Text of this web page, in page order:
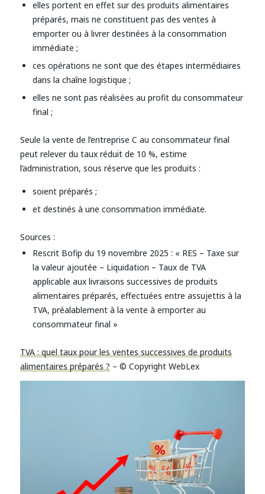
elles portent en effet sur des produits alimentaires
préparés, mais ne constituent pas des ventes à
emporter ou à livrer destinées à la consommation
immédiate ;
ces opérations ne sont que des étapes intermédiaires
dans la chaîne logistique ;
elles ne sont pas réalisées au profit du consommateur
final ;
Seule la vente de l’entreprise C au consommateur final
peut relever du taux réduit de 10 %, estime
l’administration, sous réserve que les produits :
soient préparés ;
et destinés à une consommation immédiate.
Sources :
Rescrit Bofip du 19 novembre 2025 : « RES – Taxe sur
la valeur ajoutée – Liquidation – Taux de TVA
applicable aux livraisons successives de produits
alimentaires préparés, effectuées entre assujettis à la
TVA, préalablement à la vente à emporter au
consommateur final »
TVA : quel taux pour les ventes successives de produits
alimentaires préparés ?– © Copyright WebLex